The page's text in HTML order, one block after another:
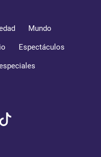
Mundo
Espectáculos